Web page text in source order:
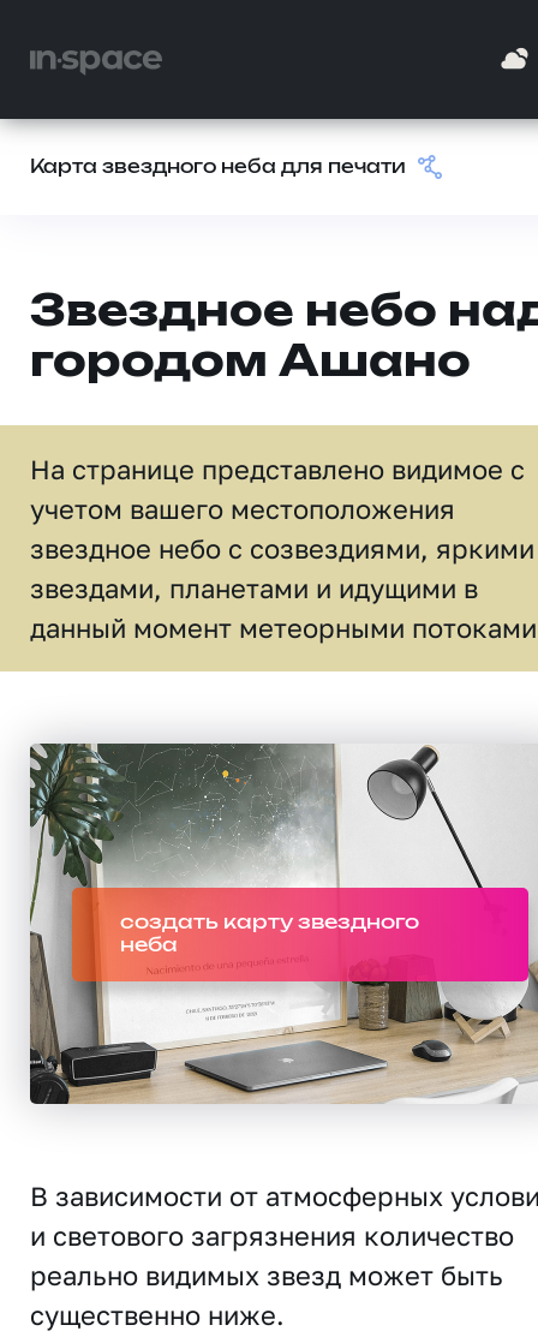
Карта звездного неба для печати
Звездное небо
городом Ашано
На странице представлено видимое c
учетом вашего местоположения
звездное небо c созвездиями, яркими
звездами, планетами и идущими в
данный момент метеорными
создать карту звездного
неба
В зависимости от атмосферных
и светового загрязнения количество
реально видимых звезд может быть
существенно ниже.